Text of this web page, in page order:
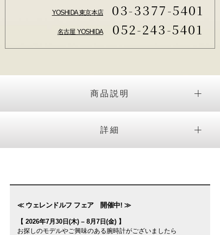
YOSHIDA 東京本店 03-3377-5401
名古屋 YOSHIDA 052-243-5401
商品説明
詳細
≪ ウェレンドルフ フェア 開催中! ≫
【 2026年7月30日(木) – 8月7日(金) 】
お探しのモデルやご興味のある腕時計がございましたら